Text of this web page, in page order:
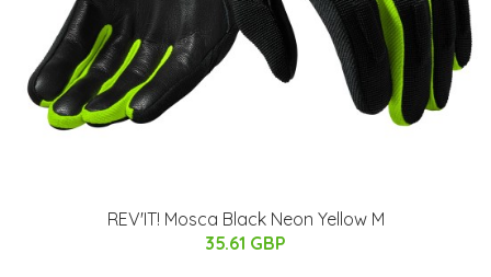
REV'IT! Mosca Black Neon Yellow M
35.61 GBP